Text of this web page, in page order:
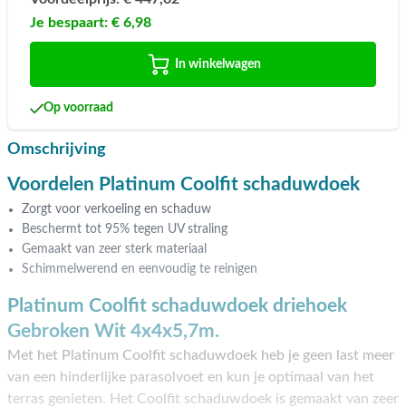
Je bespaart: € 6,98
In winkelwagen
Op voorraad
Omschrijving
Voordelen Platinum Coolfit schaduwdoek
Zorgt voor verkoeling en schaduw
Beschermt tot 95% tegen UV straling
Gemaakt van zeer sterk materiaal
Schimmelwerend en eenvoudig te reinigen
Platinum Coolfit schaduwdoek driehoek
Gebroken Wit 4x4x5,7m.
Met het Platinum Coolfit schaduwdoek heb je geen last meer
van een hinderlijke parasolvoet en kun je optimaal van het
terras genieten. Het Coolfit schaduwdoek is gemaakt van zeer